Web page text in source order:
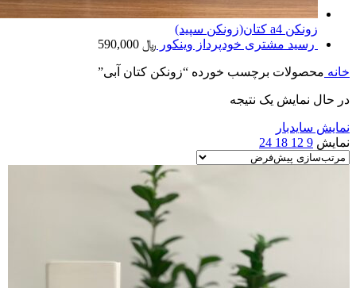
زونکن a4 کتان(زونکن سپید)
رسید مشتری خودپرداز وینکور ﷼
خانه محصولات برچسب خورده “زونکن کتان آبی”
در حال نمایش یک نتیجه
نمایش سایدبار
نمایش 9
12
18
24